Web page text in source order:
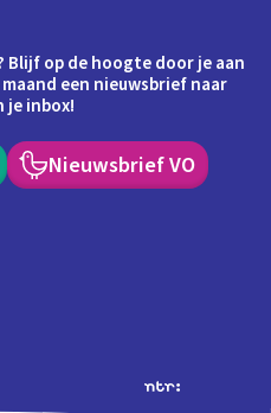
op de hoogte door je aan
een nieuwsbrief naar
je inbox!
Nieuwsbrief VO